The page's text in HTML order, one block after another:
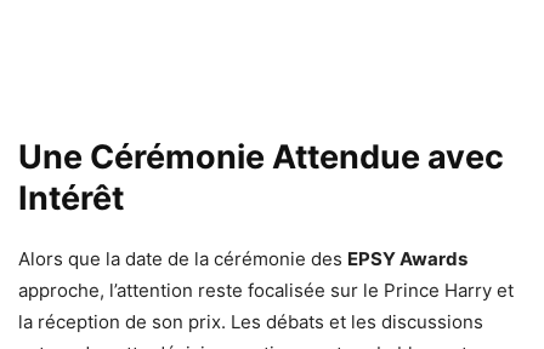
Une Cérémonie Attendue avec
Intérêt
Alors que la date de la cérémonie des EPSY Awards
approche, l’attention reste focalisée sur le Prince Harry et
la réception de son prix. Les débats et les discussions